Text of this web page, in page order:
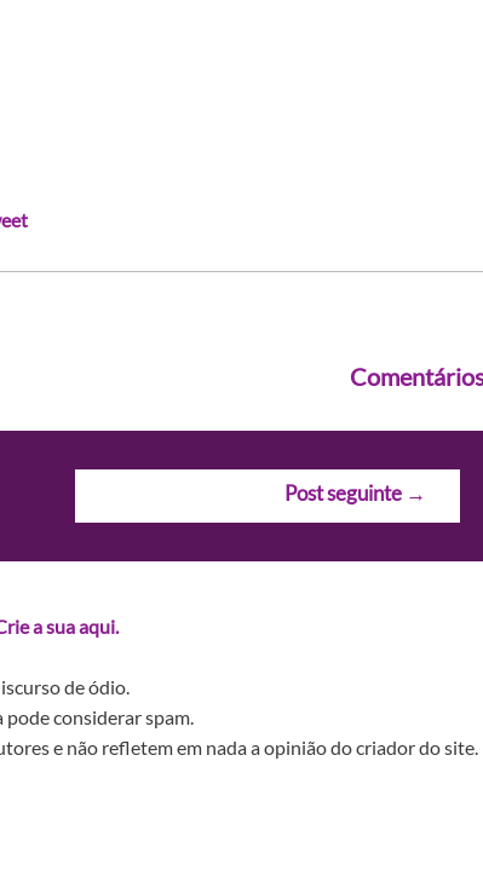
Post seguinte →
a sua aqui.
de ódio.
pode considerar spam.
e não refletem em nada a opinião do criador do site.